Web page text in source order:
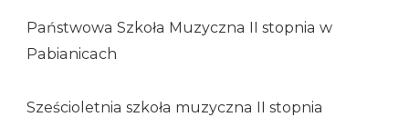
Państwowa Szkoła Muzyczna II stopnia w
Pabianicach
Sześcioletnia szkoła muzyczna II stopnia